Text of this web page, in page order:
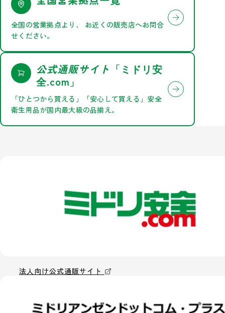
全国の営業拠点より、
お近くの販売店へお問合
せください。
公式通販サイト 「 ミドリ安
全.com」
「ひとつから買える」「安心して買える」安全
衛生用品が国内最大級の品揃え。
法人向け公式通販サイト